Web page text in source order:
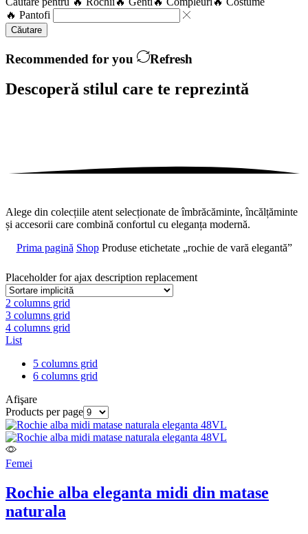
🔥 Pantofi
Căutare
Recommended for you Refresh
Descoperă stilul care te reprezintă
Alege din colecțiile atent selecționate de îmbrăcăminte, încălțăminte
și accesorii care combină confortul cu eleganța modernă.
Prima pagină Shop Produse etichetate „rochie de vară elegantă”
Placeholder for ajax description replacement
2 columns grid
3 columns grid
4 columns grid
List
5 columns grid
6 columns grid
Afişare
Products per page
Femei
Rochie alba eleganta midi din matase
naturala